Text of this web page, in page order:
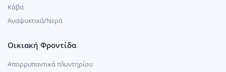
Κάβα
Αναψυκτικά/Νερά
Οικιακή Φροντίδα
Απορρυπαντικά πλυντηρίου